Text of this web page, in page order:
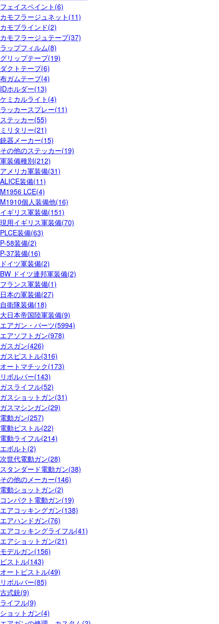
フェイスペイント(6)
カモフラージュネット(11)
カモブラインド(2)
カモフラージュテープ(37)
ラップフィルム(8)
グリップテープ(19)
ダクトテープ(6)
布ガムテープ(4)
IDホルダー(13)
ケミカルライト(4)
ラッカースプレー(11)
ステッカー(55)
ミリタリー(21)
銃器メーカー(15)
その他のステッカー(19)
軍装備種別(212)
アメリカ軍装備(31)
ALICE装備(11)
M1956 LCE(4)
M1910個人装備他(16)
イギリス軍装備(151)
現用イギリス軍装備(70)
PLCE装備(63)
P-58装備(2)
P-37装備(16)
ドイツ軍装備(2)
BW ドイツ連邦軍装備(2)
フランス軍装備(1)
日本の軍装備(27)
自衛隊装備(18)
大日本帝国陸軍装備(9)
エアガン・パーツ(5994)
エアソフトガン(978)
ガスガン(426)
ガスピストル(316)
オートマチック(173)
リボルバー(143)
ガスライフル(52)
ガスショットガン(31)
ガスマシンガン(29)
電動ガン(257)
電動ピストル(22)
電動ライフル(214)
エボルト(2)
次世代電動ガン(28)
スタンダード電動ガン(38)
その他のメーカー(146)
電動ショットガン(2)
コンパクト電動ガン(19)
エアコッキングガン(138)
エアハンドガン(76)
エアコッキングライフル(41)
エアショットガン(21)
モデルガン(156)
ピストル(143)
オートピストル(49)
リボルバー(85)
古式銃(9)
ライフル(9)
ショットガン(4)